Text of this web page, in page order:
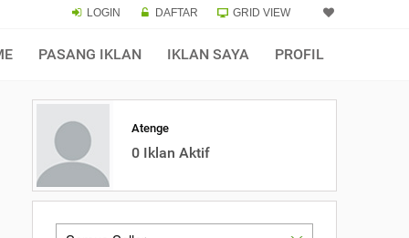
LOGIN DAFTAR GRID VIEW
PASANG IKLAN IKLAN SAYA PROFIL
Atenge
0 Iklan Aktif